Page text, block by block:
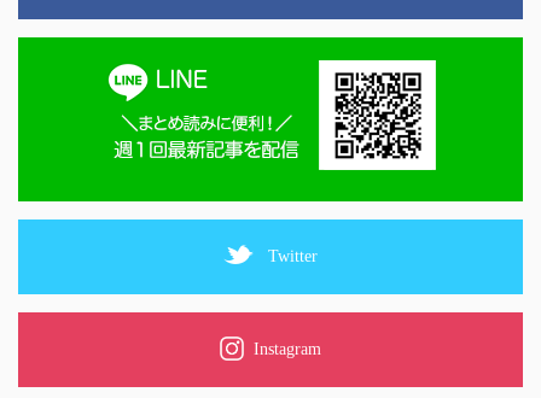
Twitter
Instagram